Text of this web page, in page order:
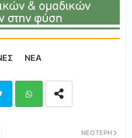
ΝΕΑ
ΝΕΌΤΕΡΗ